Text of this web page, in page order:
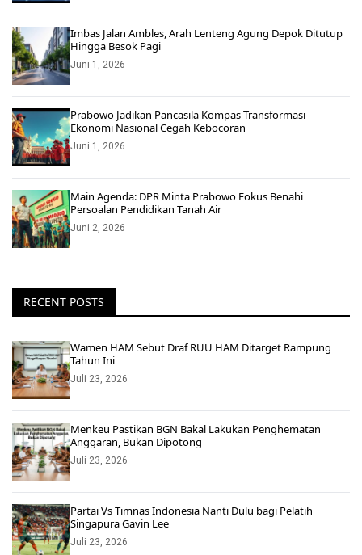
Imbas Jalan Ambles, Arah Lenteng Agung Depok Ditutup
Hingga Besok Pagi
Juni 1, 2026
Prabowo Jadikan Pancasila Kompas Transformasi
Ekonomi Nasional Cegah Kebocoran
Juni 1, 2026
Main Agenda: DPR Minta Prabowo Fokus Benahi
Persoalan Pendidikan Tanah Air
Juni 2, 2026
RECENT POSTS
Wamen HAM Sebut Draf RUU HAM Ditarget Rampung
Tahun Ini
Juli 23, 2026
Menkeu Pastikan BGN Bakal Lakukan Penghematan
Anggaran, Bukan Dipotong
Juli 23, 2026
Partai Vs Timnas Indonesia Nanti Dulu bagi Pelatih
Singapura Gavin Lee
Juli 23, 2026